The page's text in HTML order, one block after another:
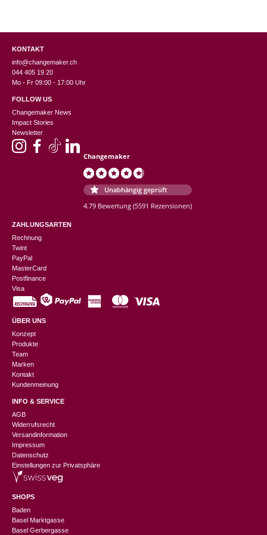
KONTAKT
info@changemaker.ch
044 405 19 20
Mo - Fr 09:00 - 17:00 Uhr
FOLLOW US
Changemaker News
Impact Stories
Newsletter
Changemaker
Unabhängig geprüft
4.79 Bewertung (5591 Rezensionen)
ZAHLUNGSARTEN
Rechnung
Twint
PayPal
MasterCard
Postfinance
Visa
ÜBER UNS
Konzept
Produkte
Team
Marken
Kontakt
Kundenmeinung
INFO & SERVICE
AGB
Widerrufsrecht
Versandinformation
Impressum
Datenschutz
Einstellungen zur Privatsphäre
SHOPS
Baden
Basel Marktgasse
Basel Gerbergasse